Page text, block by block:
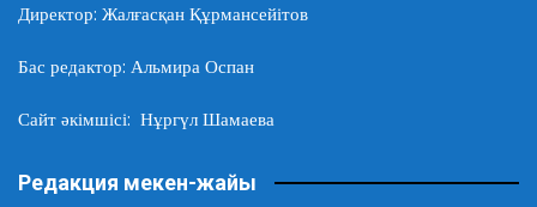
Директор: Жалғасқан Құрмансейітов
Бас редактор: Альмира Оспан
Сайт әкімшісі: Нұргүл Шамаева
Редакция мекен-жайы